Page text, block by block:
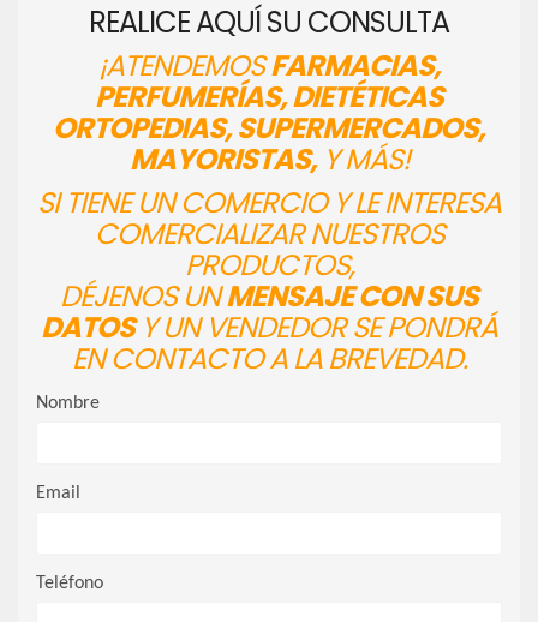
REALICE AQUÍ SU CONSULTA
¡ATENDEMOSFARMACIAS,
PERFUMERÍAS, DIETÉTICAS
ORTOPEDIAS, SUPERMERCADOS,
MAYORISTAS,Y MÁS!
SI TIENE UN COMERCIO Y LE INTERESA
COMERCIALIZAR NUESTROS
PRODUCTOS,
DÉJENOS UNMENSAJE CON SUS
DATOSY UN VENDEDOR SE PONDRÁ
EN CONTACTO A LA BREVEDAD.
Nombre
Email
Teléfono